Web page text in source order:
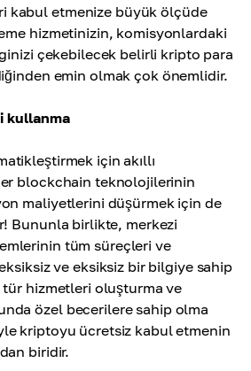
kabul etmenize büyük ölçüde
hizmetinizin, komisyonlardaki
çekebilecek belirli kripto para
emin olmak çok önemlidir.
kullanma
için akıllı
blockchain teknolojilerinin
maliyetlerini düşürmek için de
Bununla birlikte, merkezi
tüm süreçleri ve
ve eksiksiz bir bilgiye sahip
tür hizmetleri oluşturma ve
özel becerilere sahip olma
kriptoyu ücretsiz kabul etmenin
biridir.